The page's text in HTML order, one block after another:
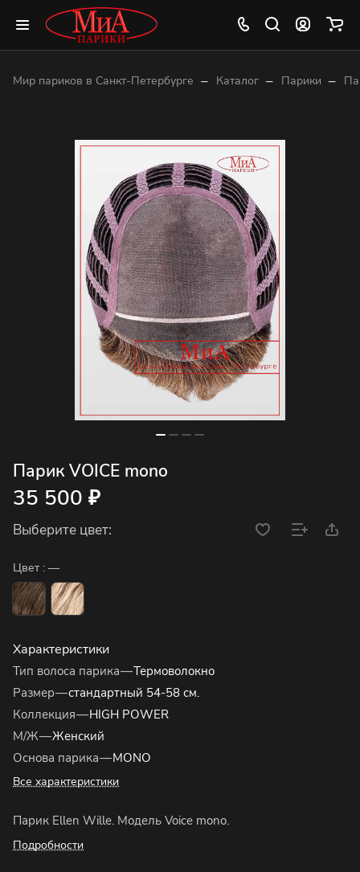
Мир париков в Санкт-Петербурге – Каталог – Парики –
Парик VOICE mono
35 500 ₽
Выберите цвет:
Цвет : —
Характеристики
Тип волоса парика—Термоволокно
Размер—стандартный 54-58 см.
Коллекция—HIGH POWER
М/Ж—Женский
Основа парика—MONO
Все характеристики
Парик Ellen Wille. Модель Voice mono.
Подробности